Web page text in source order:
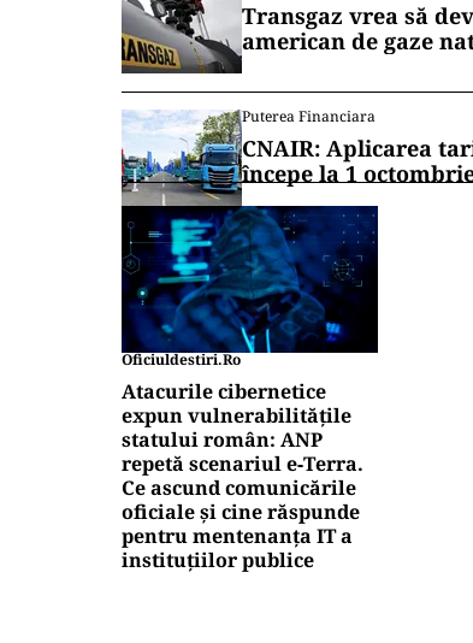
Transgaz vrea să
american de gaze
Puterea Financiara
CNAIR: Aplicarea
începe la 1
Oficiuldestiri.ro
Atacurile cibernetice
expun vulnerabilitățile
statului român: ANP
repetă scenariul e‑Terra.
Ce ascund comunicările
oficiale și cine răspunde
pentru mentenanța IT a
instituțiilor publice